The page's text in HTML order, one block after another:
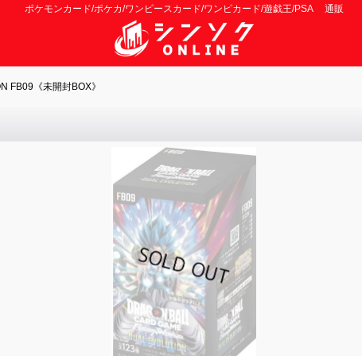
ポケモンカード/ポケカ/ワンピースカード/ワンピカード/遊戯王/PSA 通販
FB09《未開封BOX》